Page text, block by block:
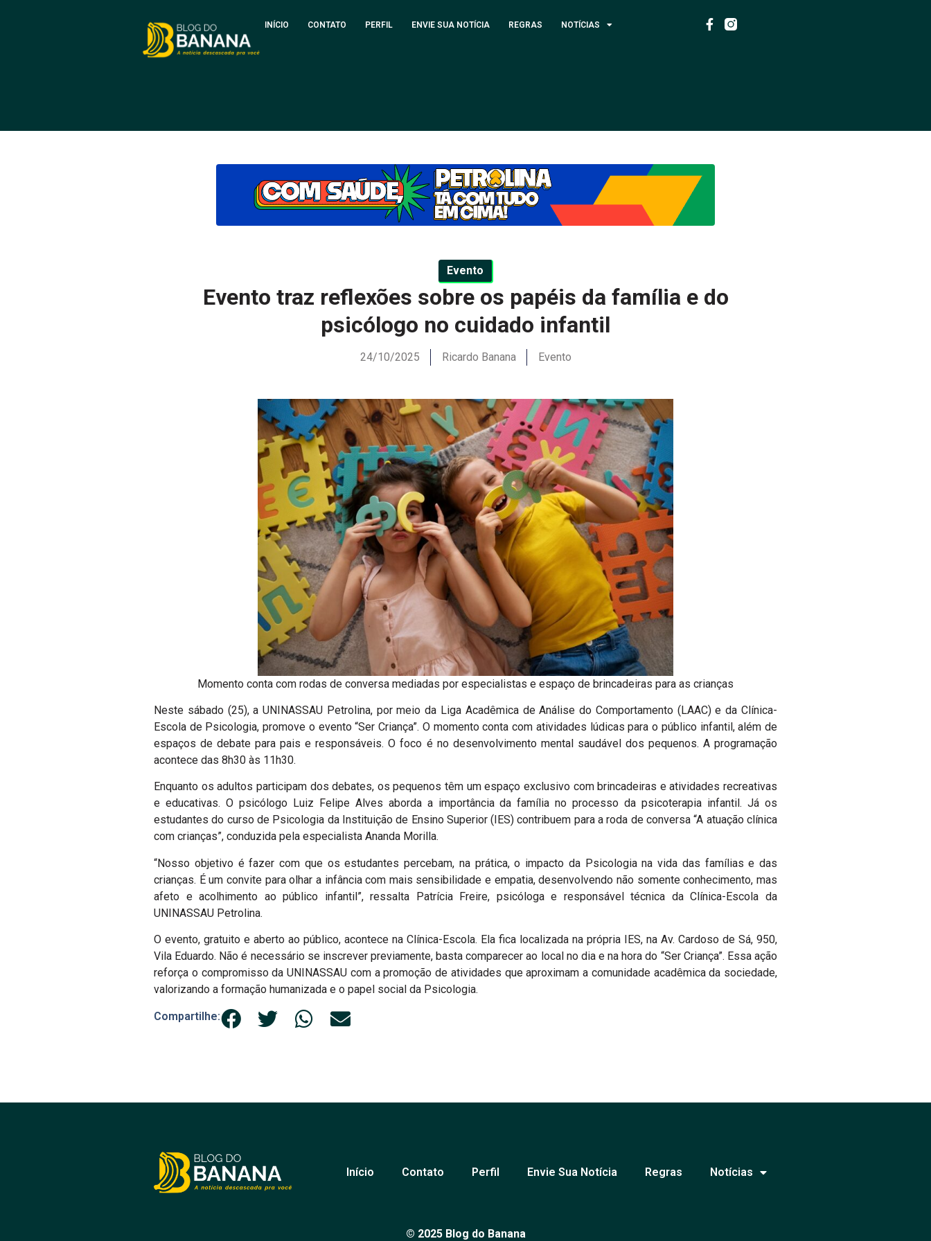
INÍCIO CONTATO PERFIL ENVIE SUA NOTÍCIA REGRAS NOTÍCIAS
Evento
Evento traz reflexões sobre os papéis da família e do
psicólogo no cuidado infantil
24/10/2025 Ricardo Banana Evento
Momento conta com rodas de conversa mediadas por especialistas e espaço de brincadeiras para as crianças
Neste sábado (25), a UNINASSAU Petrolina, por meio da Liga Acadêmica de Análise do Comportamento (LAAC) e da Clínica-
Escola de Psicologia, promove o evento “Ser Criança”. O momento conta com atividades lúdicas para o público infantil, além de
espaços de debate para pais e responsáveis. O foco é no desenvolvimento mental saudável dos pequenos. A programação
acontece das 8h30 às 11h30.
Enquanto os adultos participam dos debates, os pequenos têm um espaço exclusivo com brincadeiras e atividades recreativas
e educativas. O psicólogo Luiz Felipe Alves aborda a importância da família no processo da psicoterapia infantil. Já os
estudantes do curso de Psicologia da Instituição de Ensino Superior (IES) contribuem para a roda de conversa “A atuação clínica
com crianças”, conduzida pela especialista Ananda Morilla.
“Nosso objetivo é fazer com que os estudantes percebam, na prática, o impacto da Psicologia na vida das famílias e das
crianças. É um convite para olhar a infância com mais sensibilidade e empatia, desenvolvendo não somente conhecimento, mas
afeto e acolhimento ao público infantil”, ressalta Patrícia Freire, psicóloga e responsável técnica da Clínica-Escola da
UNINASSAU Petrolina.
O evento, gratuito e aberto ao público, acontece na Clínica-Escola. Ela fica localizada na própria IES, na Av. Cardoso de Sá, 950,
Vila Eduardo. Não é necessário se inscrever previamente, basta comparecer ao local no dia e na hora do “Ser Criança”. Essa ação
reforça o compromisso da UNINASSAU com a promoção de atividades que aproximam a comunidade acadêmica da sociedade,
valorizando a formação humanizada e o papel social da Psicologia.
Compartilhe:
Início Contato Perfil Envie Sua Notícia Regras Notícias
© 2025 Blog do Banana